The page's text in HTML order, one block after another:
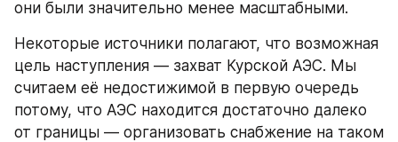
они были значительно менее масштабными.
Некоторые источники полагают, что возможная
цель наступления — захват Курской АЭС. Мы
считаем её недостижимой в первую очередь
потому, что АЭС находится достаточно далеко
от границы — организовать снабжение на таком